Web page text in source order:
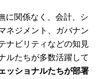
に関係なく、会計、シ
ネジメント、ガバナン
ナビリティなどの知見
ルたちが多数活躍して
ッショナルたちが部署